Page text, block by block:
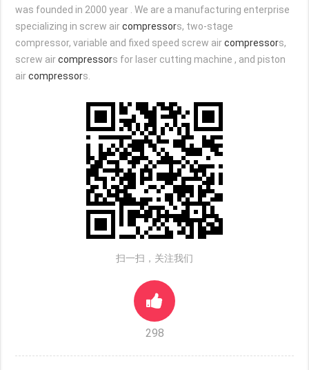
was founded in 2000 year . We are a manufacturing enterprise
specializing in screw aircompressors, two-stage
compressor, variable and fixed speed screw aircompressors,
screw aircompressors for laser cutting machine , and piston
aircompressors.
扫一扫，关注我们
298